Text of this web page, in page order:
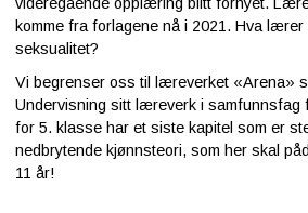
komme fra forlagene nå i 2021. Hva lærer
seksualitet?
Vi begrenser oss til læreverket «Arena»
Undervisning sitt læreverk i samfunnsfag
for 5. klasse har et siste kapitel som er
nedbrytende kjønnsteori, som her skal
11 år!